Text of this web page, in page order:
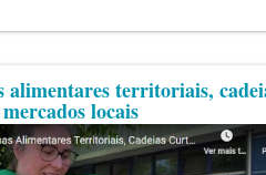
alimentares territoriais,
locais